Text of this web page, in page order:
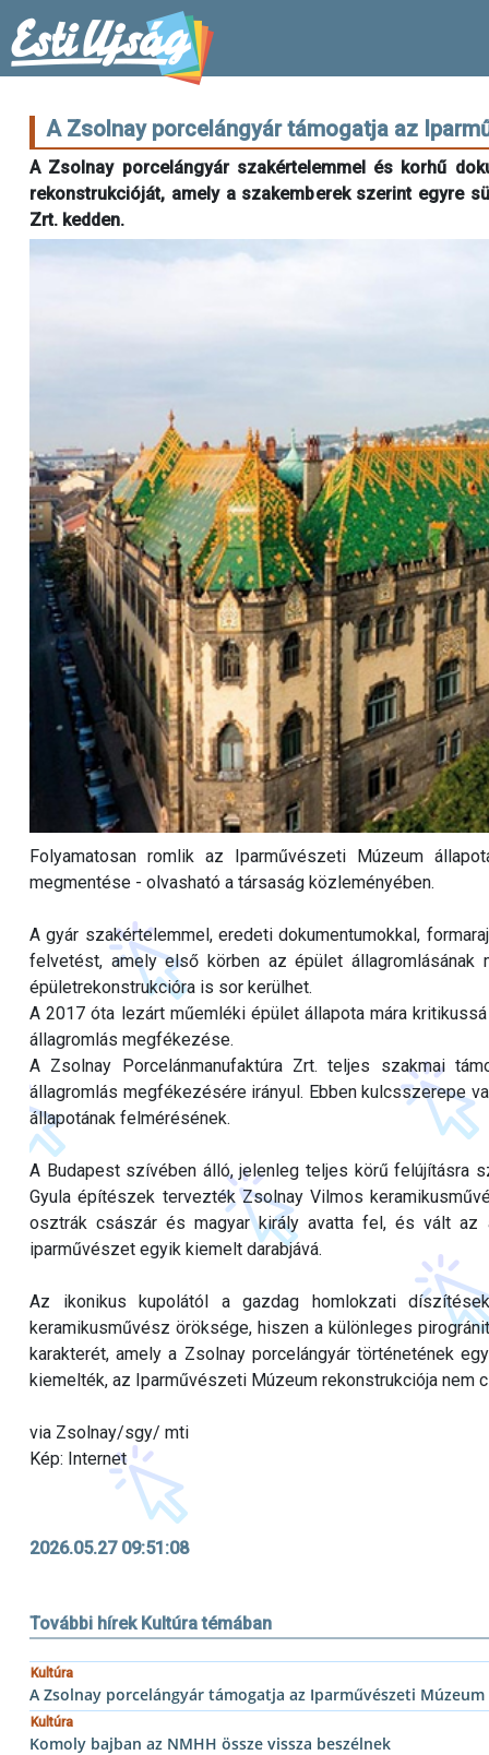
A Zsolnay porcelángyár támogatja az
A Zsolnay porcelángyár szakértelemmel és korhű
rekonstrukcióját, amely a szakemberek szerint egyre
Zrt. kedden.
Folyamatosan romlik az Iparművészeti Múzeum
megmentése - olvasható a társaság közleményében.
A gyár szakértelemmel, eredeti dokumentumokkal,
felvetést, amely első körben az épület
épületrekonstrukcióra is sor kerülhet.
A 2017 óta lezárt műemléki épület állapota mára
állagromlás megfékezése.
A Zsolnay Porcelánmanufaktúra Zrt. teljes szakmai
állagromlás megfékezésére irányul. Ebben kulcsszerepe
állapotának felmérésének.
A Budapest szívében álló, jelenleg teljes körű felújításra
Gyula építészek tervezték Zsolnay Vilmos
osztrák császár és magyar király avatta fel, és vált
iparművészet egyik kiemelt darabjává.
Az ikonikus kupolától a gazdag homlokzati
keramikusművész öröksége, hiszen a különleges
karakterét, amely a Zsolnay porcelángyár történetének
kiemelték, az Iparművészeti Múzeum rekonstrukciója nem
via Zsolnay/sgy/ mti
Kép: Internet
2026.05.27 09:51:08
További hírek Kultúra témában
Kultúra
A Zsolnay porcelángyár támogatja az Iparművészeti
Kultúra
Komoly bajban az NMHH össze vissza beszélnek